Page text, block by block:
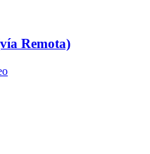
Remota)